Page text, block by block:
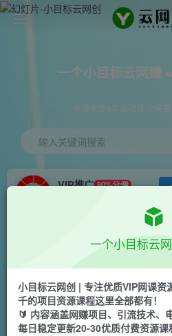
一个小目标云网赚
网赚资源&实战项目 全网首
输入关键词搜索
VIP推广 80%分佣
零基础Codex智能体系统
逻辑、技能管理与IDE工具
化工作流
一个小目标云网创
一个小目标云
小目标云网创 | 专注优质VIP网课资
千的项目资源课程这里全部都有！
🔰 内容涵盖网赚项目、引流技术、
每日稳定更新20-30优质付费资源课